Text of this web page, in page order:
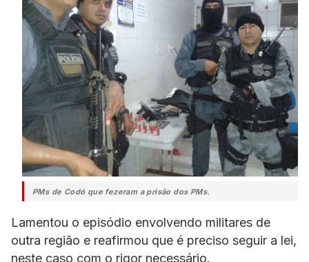
PMs de Codó que fezeram a prisão dos PMs.
Lamentou o episódio envolvendo militares de
outra região e reafirmou que é preciso seguir a lei,
neste caso com o rigor necessário.